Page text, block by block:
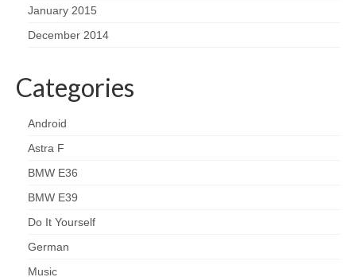
January 2015
December 2014
Categories
Android
Astra F
BMW E36
BMW E39
Do It Yourself
German
Music